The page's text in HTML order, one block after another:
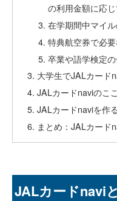
の利用金額に応
在学期間中マイ
特典航空券で必
卒業や語学検定
大学生でJALカード
JALカードnaviのこ
JALカードnaviを作
まとめ：JALカード
JALカードnavi